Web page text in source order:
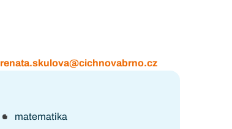
renata.skulova@cichnovabrno.cz
matematika